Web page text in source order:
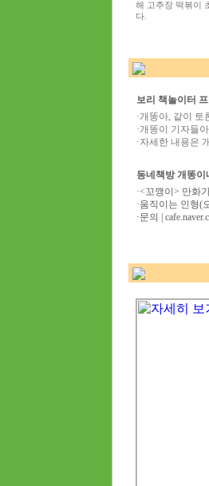
해 고추장 떡볶이
다.
보리 책놀이터
·개똥아, 같이 토
·개똥이 기자들
·자세한 내용은
동네책방 개똥
·<꼬깽이> 만화
·움직이는 인형(
·문의 |